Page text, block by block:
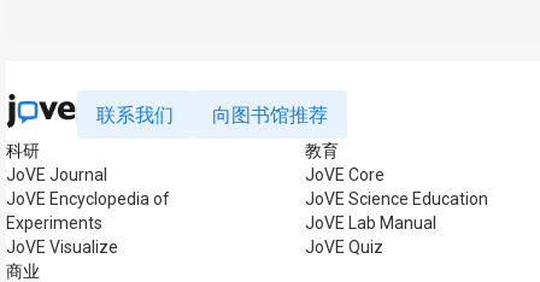
联系我们 向图书馆推荐
科研
JoVE Journal
JoVE Encyclopedia of
Experiments
JoVE Visualize
商业
教育
JoVE Core
JoVE Science Education
JoVE Lab Manual
JoVE Quiz